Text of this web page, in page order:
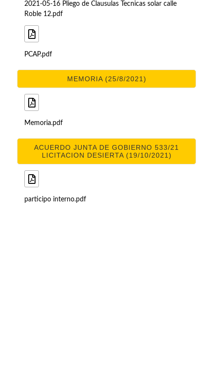
2021-05-16 Pliego de Clausulas Tecnicas solar calle
Roble 12.pdf
PCAP.pdf
MEMORIA (25/8/2021)
Memoria.pdf
ACUERDO JUNTA DE GOBIERNO 533/21
LICITACION DESIERTA (19/10/2021)
participo interno.pdf